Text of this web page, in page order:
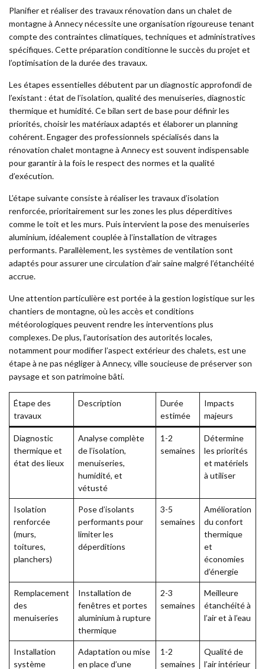
Planifier et réaliser des travaux rénovation dans un chalet de
montagne à Annecy nécessite une organisation rigoureuse tenant
compte des contraintes climatiques, techniques et administratives
spécifiques. Cette préparation conditionne le succès du projet et
l’optimisation de la durée des travaux.
Les étapes essentielles débutent par un diagnostic approfondi de
l’existant : état de l’isolation, qualité des menuiseries, diagnostic
thermique et humidité. Ce bilan sert de base pour définir les
priorités, choisir les matériaux adaptés et élaborer un planning
cohérent. Engager des professionnels spécialisés dans la
rénovation chalet montagne à Annecy est souvent indispensable
pour garantir à la fois le respect des normes et la qualité
d’exécution.
L’étape suivante consiste à réaliser les travaux d’isolation
renforcée, prioritairement sur les zones les plus déperditives
comme le toit et les murs. Puis intervient la pose des menuiseries
aluminium, idéalement couplée à l’installation de vitrages
performants. Parallèlement, les systèmes de ventilation sont
adaptés pour assurer une circulation d’air saine malgré l’étanchéité
accrue.
Une attention particulière est portée à la gestion logistique sur les
chantiers de montagne, où les accès et conditions
météorologiques peuvent rendre les interventions plus
complexes. De plus, l’autorisation des autorités locales,
notamment pour modifier l’aspect extérieur des chalets, est une
étape à ne pas négliger à Annecy, ville soucieuse de préserver son
paysage et son patrimoine bâti.
Étape des
travaux
Description
Durée
estimée
Impacts
majeurs
Diagnostic
thermique et
état des lieux
Analyse complète
de l’isolation,
menuiseries,
humidité, et
vétusté
1-2
semaines
Détermine
les priorités
et matériels
à utiliser
Isolation
renforcée
(murs,
toitures,
planchers)
Pose d’isolants
performants pour
limiter les
déperditions
3-5
semaines
Amélioration
du confort
thermique
et
économies
d’énergie
Remplacement
des
menuiseries
Installation de
fenêtres et portes
aluminium à rupture
thermique
2-3
semaines
Meilleure
étanchéité à
l’air et à l’eau
Installation
système
Adaptation ou mise
en place d’une
1-2
semaines
Qualité de
l’air intérieur